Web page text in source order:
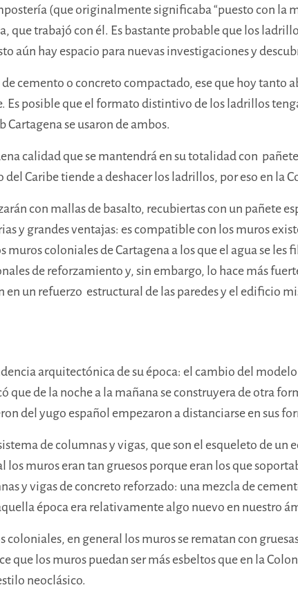
(que originalmente significaba “puesto con la
que trabajó con él. Es bastante probable que los
aún hay espacio para nuevas investigaciones y
cemento o concreto compactado, ese que hoy tanto
posible que el formato distintivo de los ladrillos
Cartagena se usaron de ambos.
calidad que se mantendrá en su totalidad con
Caribe tiende a deshacer los ladrillos, por eso en la
con mallas de basalto, recubiertas con un pañete
y grandes ventajas: es compatible con los muros
coloniales de Cartagena a los que el agua se
de reforzamientoy, sin embargo, lo hace más
un refuerzo estructural de las paredes y el edificio
arquitectónica de su época: el cambio del
que de la noche a la mañana se construyera de otra
del yugo español empezaron a distanciarse en sus
de columnas y vigas, que son el esqueleto de
los muros eran tan gruesos porque eran los que
y vigas de concreto reforzado: una mezcla de
época era relativamente algo nuevo en nuestro
en general los muros se rematan con
que los muros puedan ser más esbeltos que en la
neoclásico.